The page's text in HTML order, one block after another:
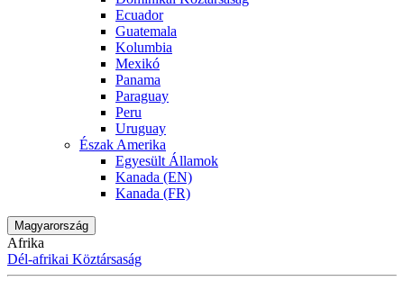
Ecuador
Guatemala
Kolumbia
Mexikó
Panama
Paraguay
Peru
Uruguay
Észak Amerika
Egyesült Államok
Kanada (EN)
Kanada (FR)
Magyarország
Afrika
Dél-afrikai Köztársaság